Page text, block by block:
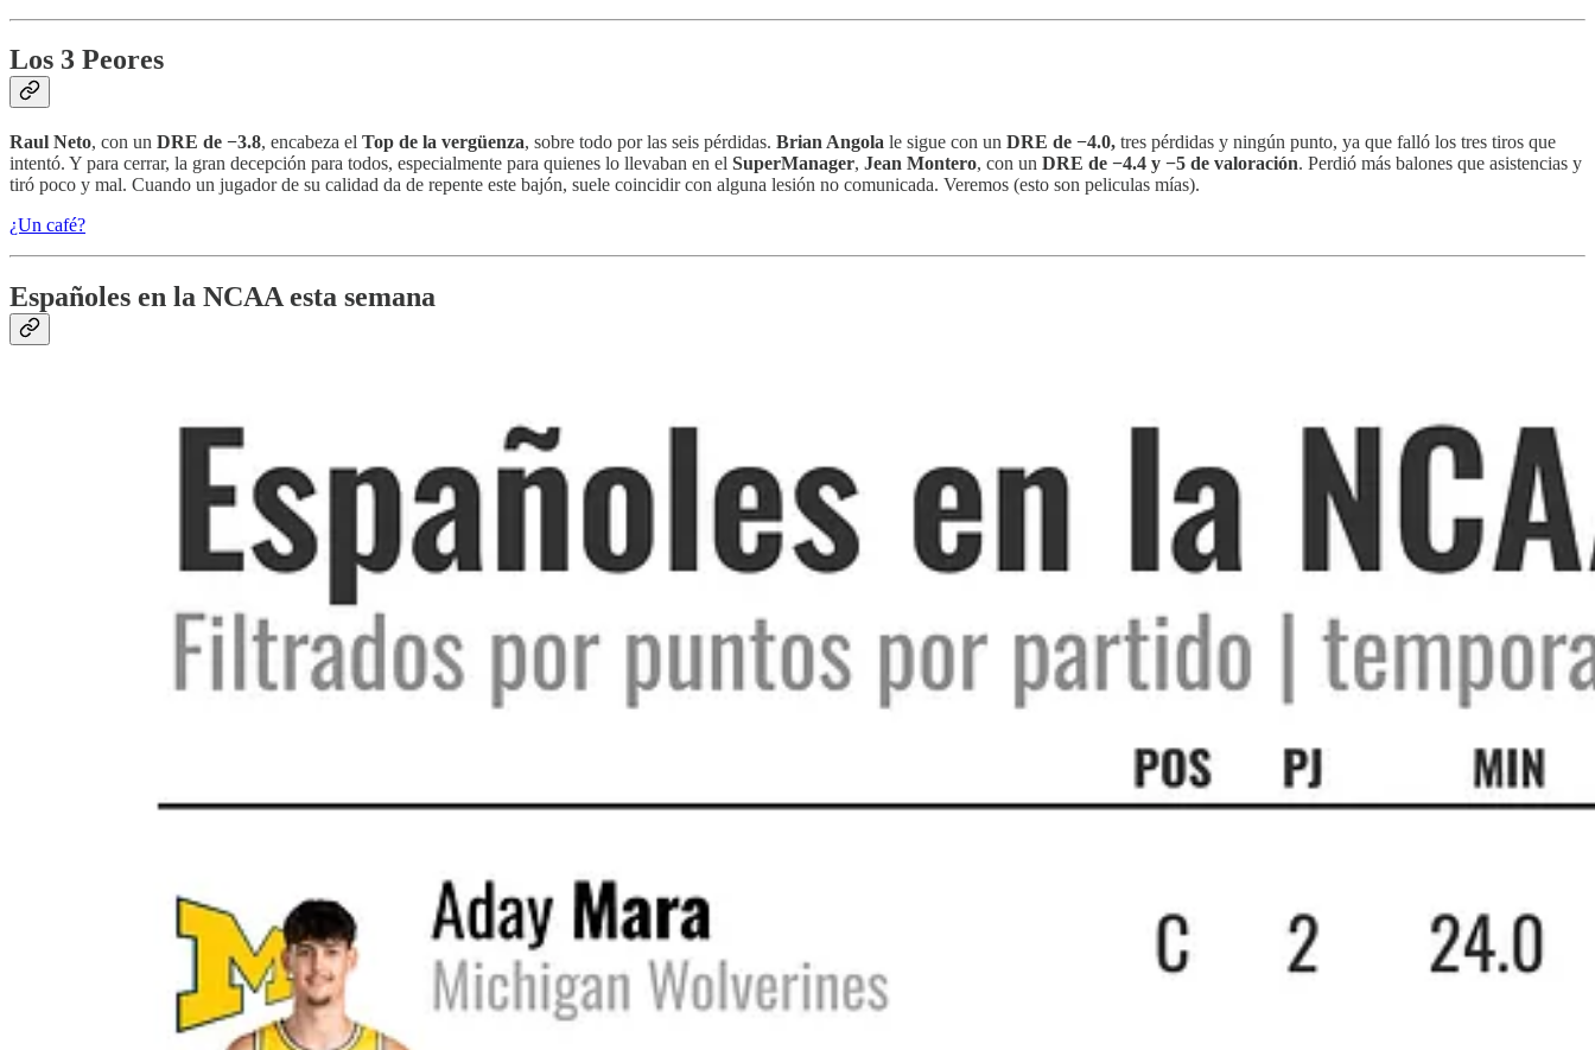
Los 3 Peores
Raul Neto, con un DRE de −3.8, encabeza el Top de la vergüenza, sobre todo por las seis pérdidas. Brian Angola le sigue con un DRE de −4.0, tres pérdidas y ningún punto, ya que falló los tres tiros que
intentó. Y para cerrar, la gran decepción para todos, especialmente para quienes lo llevaban en el SuperManager, Jean Montero, con un DRE de −4.4 y −5 de valoración. Perdió más balones que asistencias y
tiró poco y mal. Cuando un jugador de su calidad da de repente este bajón, suele coincidir con alguna lesión no comunicada. Veremos (esto son peliculas mías).
¿Un café?
Españoles en la NCAA esta semana